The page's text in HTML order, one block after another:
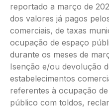
reportado a março de
dos valores já pagos
comerciais, de taxas
ocupação de espaço
durante os meses de
Isenção e/ou devolução
estabelecimentos
referentes à ocupação
público com toldos,